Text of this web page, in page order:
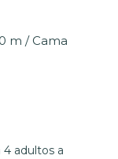
m / Cama
4 adultos a